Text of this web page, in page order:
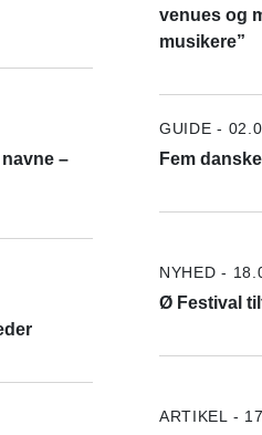
venues og
musikere”
–
GUIDE -
Fem
NYHED -
Ø Festival
ARTIKEL -